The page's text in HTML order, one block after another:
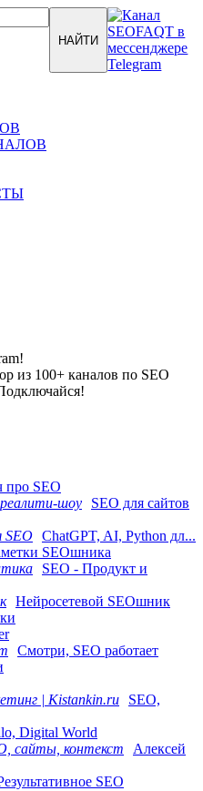
из 100+ каналов по SEO
про SEO
SEO для сайтов
ChatGPT, AI, Python дл...
SEOшника
SEO - Продукт и
Нейросетевой SEOшник
Смотри, SEO работает
SEO,
Digital World
Алексей
SEO